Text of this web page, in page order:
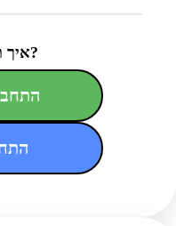
איך תרצו להתחבר?